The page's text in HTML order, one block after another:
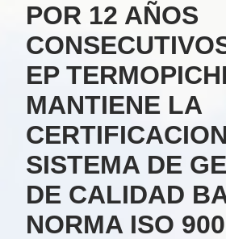
POR 12 AÑOS
EP
MANTIENE LA
SISTEMA DE
DE CALIDAD
NORMA ISO